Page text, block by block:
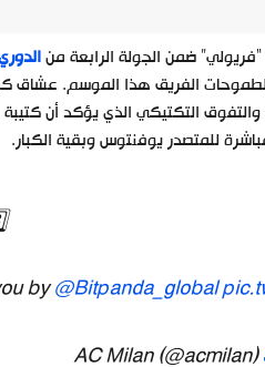
ضمن الجولة الرابعة من
الفريق هذا الموسم. عشاق
التكتيكي الذي يؤكد أن
للمتصدر يوفنتوس وبقية الكبار.
by@Bitpanda_global